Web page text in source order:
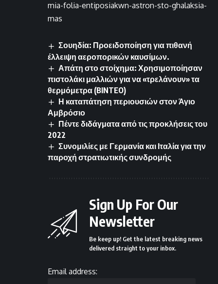
mia-folia-entiposiakwn-astron-sto-ghalaksia-
mas
Σουηδία: Προειδοποίηση για πιθανή
έλλειψη αεροπορικών καυσίμων.
Απάτη στο στοίχημα: Χρησιμοποίησαν
πιστολάκι μαλλιών για να «τρελάνουν» τα
θερμόμετρα (BINTEO)
Η καταπάτηση περιουσιών στον Άγιο
Αμβρόσιο
Πέντε διδάγματα από τις προκλήσεις του
2022
Συνομιλίες με Γερμανία και Ιταλία για την
παροχή στρατιωτικής συνδρομής
Sign Up For Our
Newsletter
Be keep up! Get the latest breaking news
delivered straight to your inbox.
Email address: